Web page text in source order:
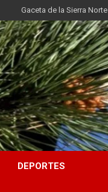
Gaceta de la Sierra Norte
DEPORTES